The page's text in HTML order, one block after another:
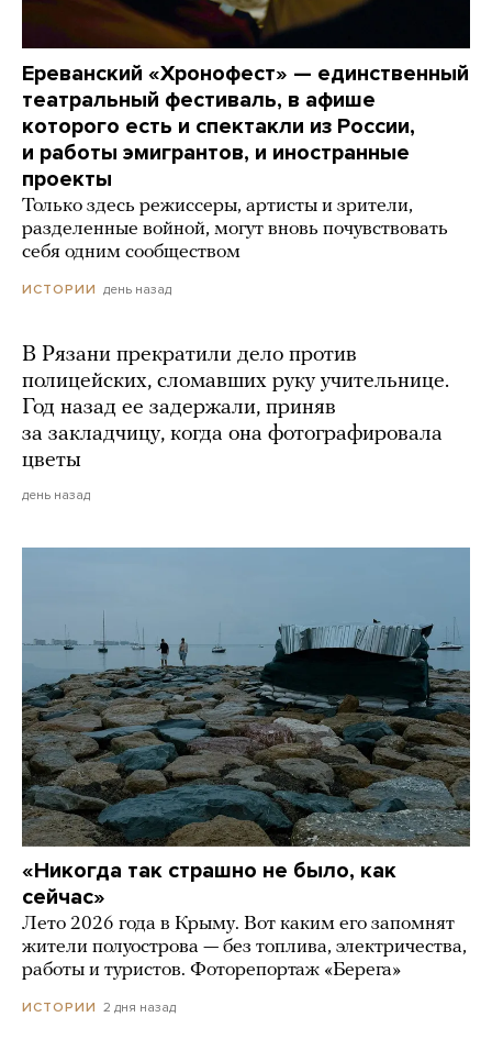
Ереванский «Хронофест» — единственный
театральный фестиваль, в афише
которого есть и спектакли из России,
и работы эмигрантов, и иностранные
проекты
Только здесь режиссеры, артисты и зрители,
разделенные войной, могут вновь почувствовать
себя одним сообществом
ИСТОРИИ день назад
В Рязани прекратили дело против
полицейских, сломавших руку учительнице.
Год назад ее задержали, приняв
за закладчицу, когда она фотографировала
цветы
день назад
«Никогда так страшно не было, как
сейчас»
Лето 2026 года в Крыму. Вот каким его запомнят
жители полуострова — без топлива, электричества,
работы и туристов. Фоторепортаж «Берега»
ИСТОРИИ 2 дня назад